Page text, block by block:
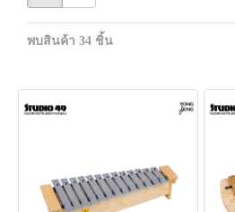
พบสินค้า 34 ชิ้น